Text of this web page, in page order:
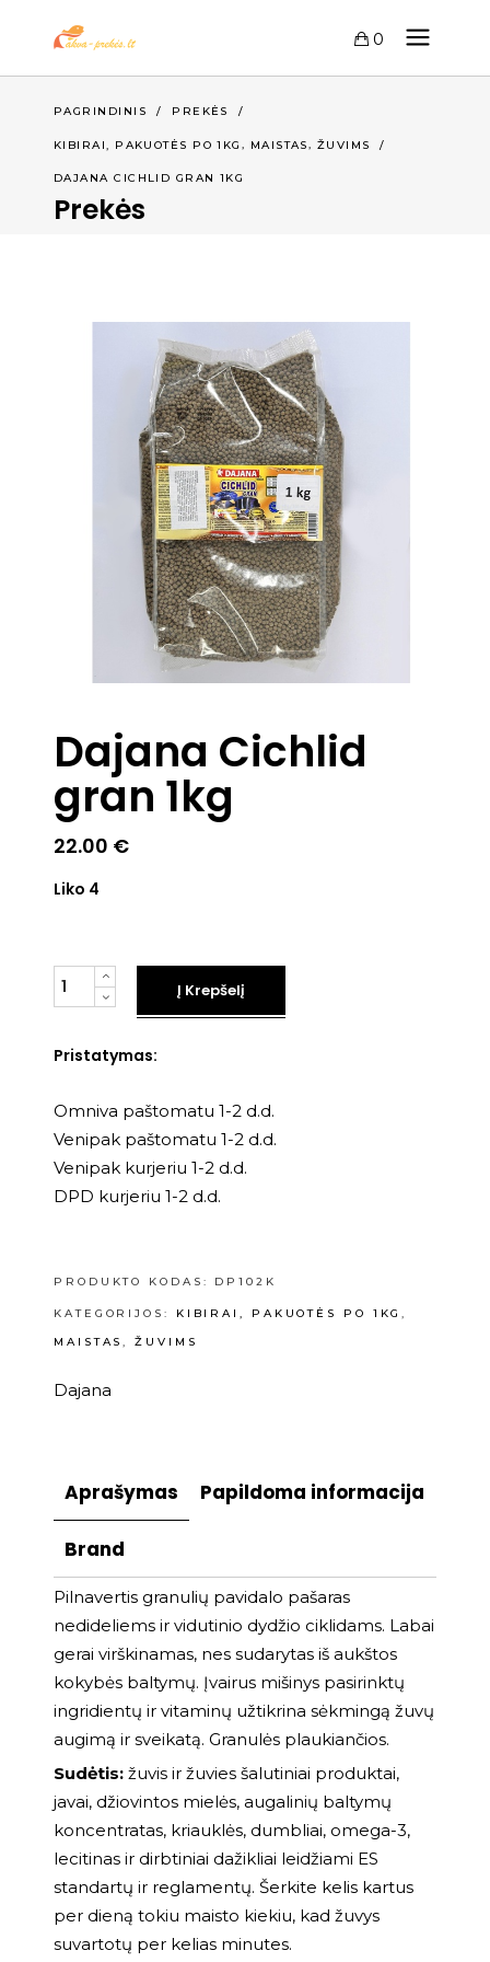
0
PAGRINDINIS / PREKĖS /
KIBIRAI, PAKUOTĖS PO 1KG , MAISTAS, ŽUVIMS /
DAJANA CICHLID GRAN 1KG
Prekės
Dajana Cichlid
gran 1kg
22.00 €
Liko 4
Kiekis
Į Krepšelį
Pristatymas:
Omniva paštomatu 1-2 d.d.
Venipak paštomatu 1-2 d.d.
Venipak kurjeriu 1-2 d.d.
DPD kurjeriu 1-2 d.d.
PRODUKTO KODAS: DP102K
KATEGORIJOS: KIBIRAI, PAKUOTĖS PO 1KG,
MAISTAS,ŽUVIMS
Dajana
Aprašymas Papildoma informacija
Brand
Pilnavertis granulių pavidalo pašaras
nedideliems ir vidutinio dydžio ciklidams. Labai
gerai virškinamas, nes sudarytas iš aukštos
kokybės baltymų. Įvairus mišinys pasirinktų
ingridientų ir vitaminų užtikrina sėkmingą žuvų
augimą ir sveikatą. Granulės plaukiančios.
Sudėtis: žuvis ir žuvies šalutiniai produktai,
javai, džiovintos mielės, augalinių baltymų
koncentratas, kriauklės, dumbliai, omega-3,
lecitinas ir dirbtiniai dažikliai leidžiami ES
standartų ir reglamentų. Šerkite kelis kartus
per dieną tokiu maisto kiekiu, kad žuvys
suvartotų per kelias minutes.